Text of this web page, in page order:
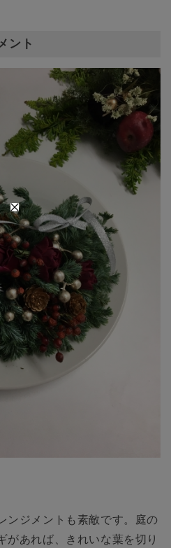
ント
ンジメントも素敵です。庭の
があれば、きれいな葉を切り